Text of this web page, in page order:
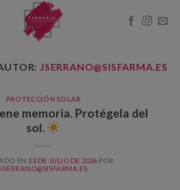
JSERRANO@SISFARMA.ES
PROTECCIÓN SOLAR
memoria. Protégela del
sol.
EN 23 DE JULIO DE 2026 POR
JSERRANO@SISFARMA.ES